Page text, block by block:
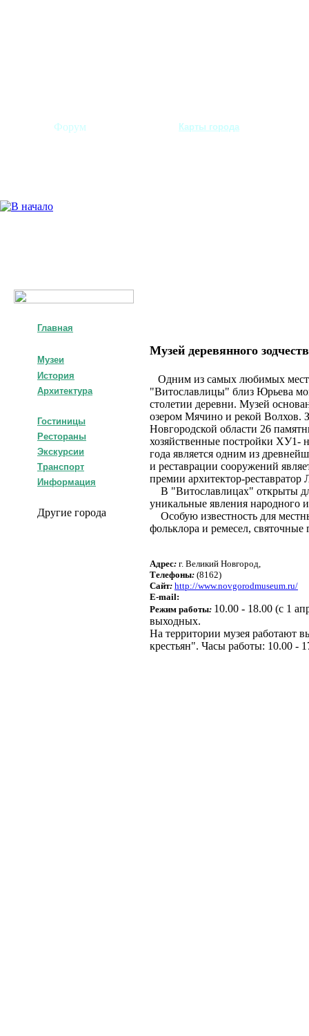
Форум Карты города
Главная
Музеи
История
Архитектура
Гостиницы
Рестораны
Экскурсии
Транспорт
Информация
Другие города
Музей деревянного
Одним из самых любимых мест
"Витославлицы" близ Юрьева
столетии деревни. Музей
озером Мячино и рекой Волхов.
Новгородской области 26
хозяйственные постройки ХУ1-
года является одним из
и реставрации сооружений
премии архитектор-реставратор
В "Витославлицах" открыты
уникальные явления народного
Особую известность для
фольклора и ремесел,
Адрес: г. Великий Новгород,
Телефоны: (8162)
Сайт: http://www.novgorodmuseum.ru/
E-mail:
Режим работы: 10.00 - 18.00 (с 1
выходных.
На территории музея работают
крестьян". Часы работы: 10.00 -